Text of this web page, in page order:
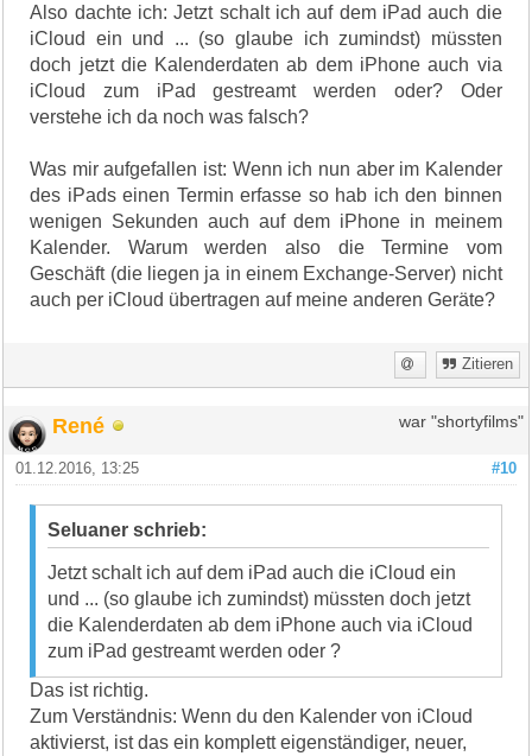
Also dachte ich: Jetzt schalt ich auf dem iPad auch die
iCloud ein und ... (so glaube ich zumindst) müssten
doch jetzt die Kalenderdaten ab dem iPhone auch via
iCloud zum iPad gestreamt werden oder? Oder
verstehe ich da noch was falsch?
Was mir aufgefallen ist: Wenn ich nun aber im Kalender
des iPads einen Termin erfasse so hab ich den binnen
wenigen Sekunden auch auf dem iPhone in meinem
Kalender. Warum werden also die Termine vom
Geschäft (die liegen ja in einem Exchange-Server) nicht
auch per iCloud übertragen auf meine anderen Geräte?
Zitieren
René war "shortyfilms"
#10
01.12.2016, 13:25
Seluaner schrieb:
Jetzt schalt ich auf dem iPad auch die iCloud ein
und ... (so glaube ich zumindst) müssten doch jetzt
die Kalenderdaten ab dem iPhone auch via iCloud
zum iPad gestreamt werden oder ?
Das ist richtig.
Zum Verständnis: Wenn du den Kalender von iCloud
aktivierst, ist das ein komplett eigenständiger, neuer,